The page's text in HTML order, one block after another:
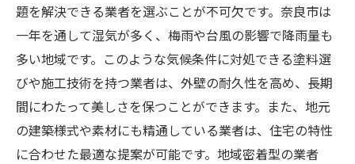
題を解決できる業者を選ぶことが不可欠です。奈良市は
一年を通して湿気が多く、梅雨や台風の影響で降雨量も
多い地域です。このような気候条件に対処できる塗料選
びや施工技術を持つ業者は、外壁の耐久性を高め、長期
間にわたって美しさを保つことができます。また、地元
の建築様式や素材にも精通している業者は、住宅の特性
に合わせた最適な提案が可能です。地域密着型の業者